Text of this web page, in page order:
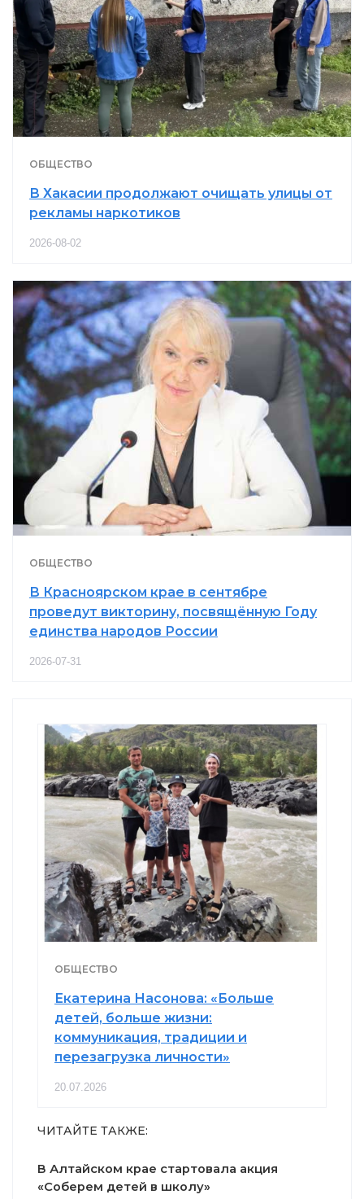
ОБЩЕСТВО
В Хакасии продолжают очищать улицы от
рекламы наркотиков
2026-08-02
ОБЩЕСТВО
В Красноярском крае в сентябре
проведут викторину, посвящённую Году
единства народов России
2026-07-31
ОБЩЕСТВО
Екатерина Насонова: «Больше
детей, больше жизни:
коммуникация, традиции и
перезагрузка личности»
20.07.2026
ЧИТАЙТЕ ТАКЖЕ:
В Алтайском крае стартовала акция
«Соберем детей в школу»